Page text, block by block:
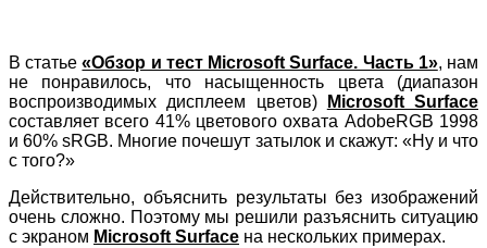
В статье«Обзор и тест Microsoft Surface. Часть 1», нам
не понравилось, что насыщенность цвета (диапазон
воспроизводимых дисплеем цветов)
Microsoft Surface
составляет всего 41% цветового охвата AdobeRGB 1998
и 60% sRGB. Многие почешут затылок и скажут: «Ну и что
с того?»
Действительно, объяснить результаты без изображений
очень сложно. Поэтому мы решили разъяснить ситуацию
с экраном Microsoft Surface на нескольких примерах.